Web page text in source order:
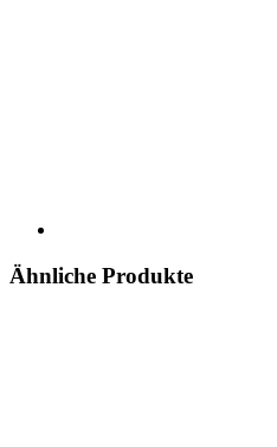
Ähnliche Produkte